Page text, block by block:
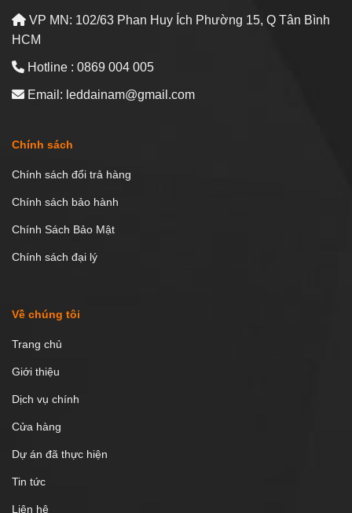
VP MN: 102/63 Phan Huy Ích Phường 15, Q Tân Bình
HCM
Hotline : 0869 004 005
Email: leddainam@gmail.com
Chính sách
Chính sách đổi trả hàng
Chính sách bảo hành
Chính Sách Bảo Mật
Chính sách đại lý
Về chúng tôi
Trang chủ
Giới thiệu
Dịch vụ chính
Cửa hàng
Dự án đã thực hiện
Tin tức
Liên hệ